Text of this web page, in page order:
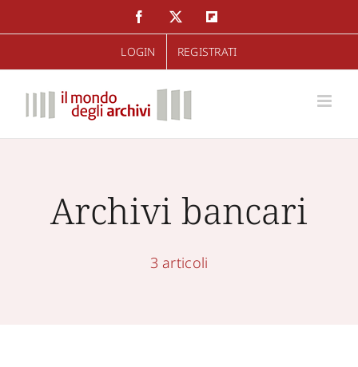
al
FacebookTwitter
LOGIN REGISTRATI
Archivi bancari
3 articoli